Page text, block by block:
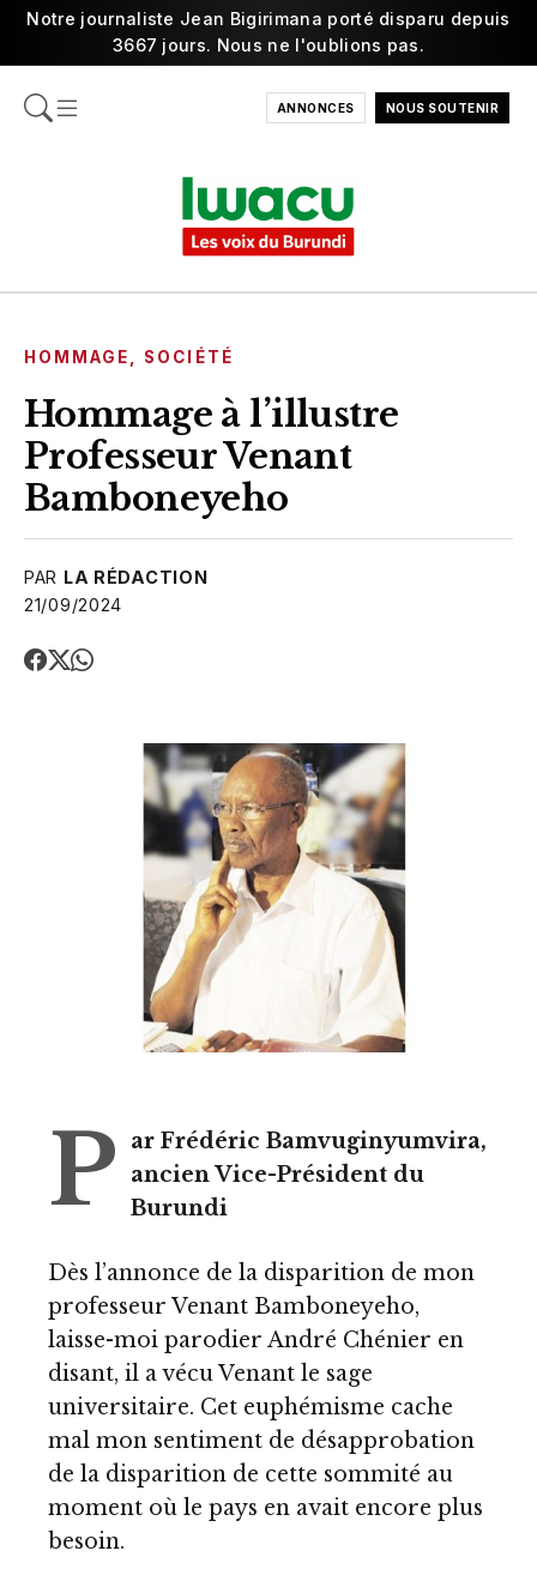
Notre journaliste Jean Bigirimana porté disparu depuis
3667 jours. Nous ne l'oublions pas.
ANNONCES NOUS SOUTENIR
HOMMAGE SOCIÉTÉ
Hommage à l’illustre
Professeur Venant
Bamboneyeho
PAR LA RÉDACTION
21/09/2024
P
ar Frédéric Bamvuginyumvira,
ancien Vice-Président du
Burundi
Dès l’annonce de la disparition de mon
professeur Venant Bamboneyeho,
laisse-moi parodier André Chénier en
disant, il a vécu Venant le sage
universitaire. Cet euphémisme cache
mal mon sentiment de désapprobation
de la disparition de cette sommité au
moment où le pays en avait encore plus
besoin.